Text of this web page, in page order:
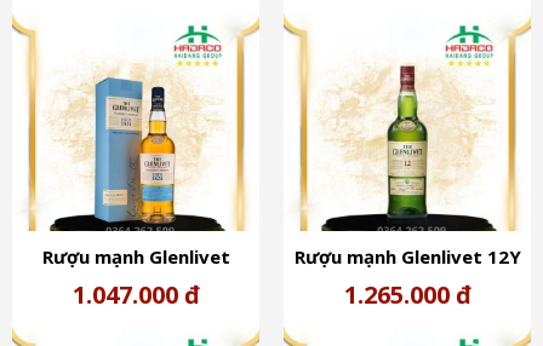
Rượu mạnh Glenlivet
Founder Scotland 40%
1.047.000 đ
Rượu mạnh Glenlivet 12Y
Scotland 40%
1.265.000 đ